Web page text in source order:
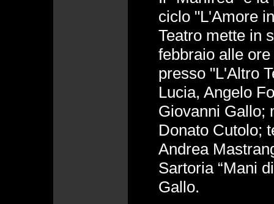
ciclo "L'Amore
Teatro mette in
febbraio alle
presso "L'Altro
Lucia, Angelo
Giovanni Gallo;
Donato Cutolo;
Andrea
Sartoria “Mani
Gallo.